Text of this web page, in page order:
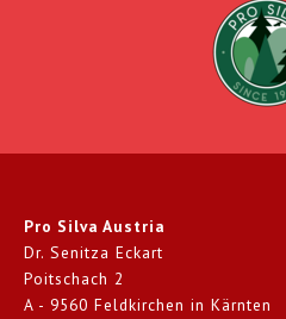
Pro Silva Austria
Dr. Senitza Eckart
Poitschach 2
A - 9560 Feldkirchen in Kärnten